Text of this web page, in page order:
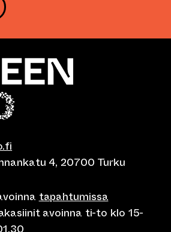
4, 20700 Turku
tapahtumissa
avoinna ti-to klo 15-